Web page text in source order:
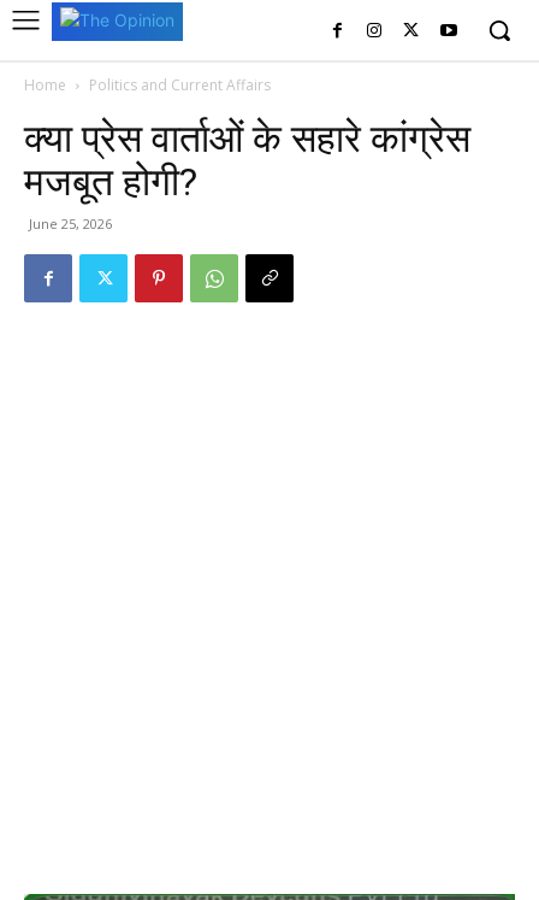
Home Politics and Current Affairs
क्या प्रेस वार्ताओं के सहारे कांग्रेस
मजबूत होगी?
June 25, 2026